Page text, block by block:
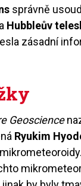
správně
a Hubbleův
zásadní
Geoscience
Ryukim